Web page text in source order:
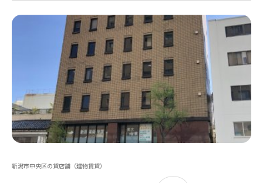
新潟市中央区の貸店舗（建物賃貸）